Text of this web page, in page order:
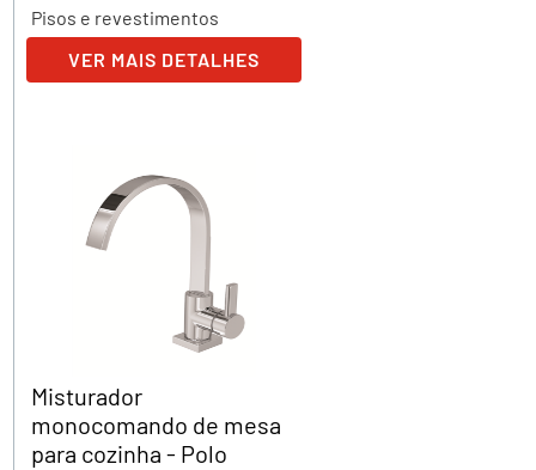
Pisos e revestimentos
VER MAIS DETALHES
Misturador
monocomando de mesa
para cozinha - Polo